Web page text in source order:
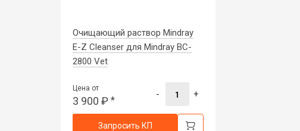
Очищающий раствор Mindray
E-Z Cleanser для Mindray BC-
2800 Vet
Цена от
3 900 ₽ *
- +
Запросить КП